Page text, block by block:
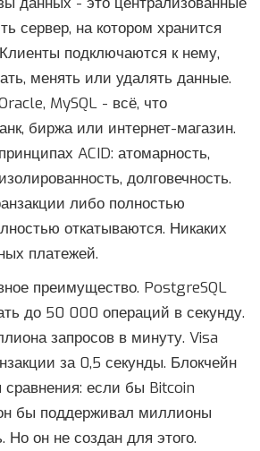
сервер, на котором хранится
подключаются к нему,
менять или удалять данные.
MySQL - всё, что
биржа или интернет-магазин.
ACID: атомарность,
долговечность.
либо полностью
откатываются. Никаких
платежей.
преимущество. PostgreSQL
до 50 000 операций в секунду.
запросов в минуту. Visa
за 0,5 секунды. Блокчейн
если бы Bitcoin
бы поддерживал миллионы
Но он не создан для этого.